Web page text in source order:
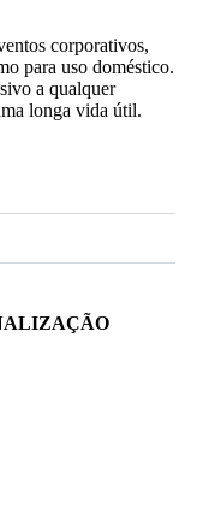
corporativos,
para uso doméstico.
a qualquer
longa vida útil.